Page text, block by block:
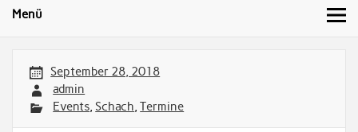
Menü
September 28, 2018
admin
Events,Schach,Termine